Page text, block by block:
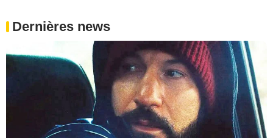
Dernières news